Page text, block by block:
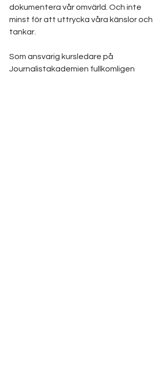
dokumentera vår omvärld. Och inte
minst för att uttrycka våra känslor och
tankar.
Som ansvarig kursledare på
Journalistakademien fullkomligen